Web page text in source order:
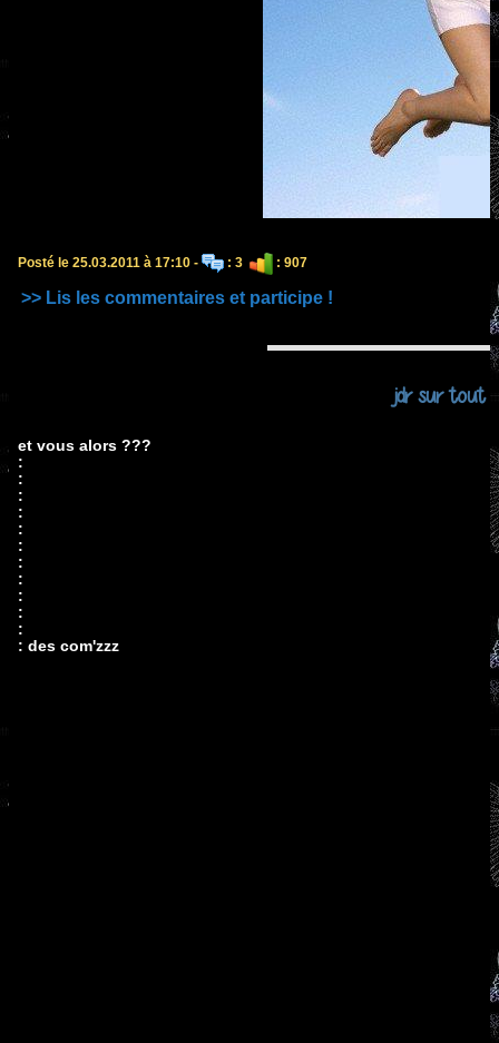
Posté le 25.03.2011 à 17:10 - : 3 : 907
>> Lis les commentaires et participe !
jdr sur tout
et vous alors ???
:
:
:
:
:
:
:
:
:
:
:
: des com'zzz